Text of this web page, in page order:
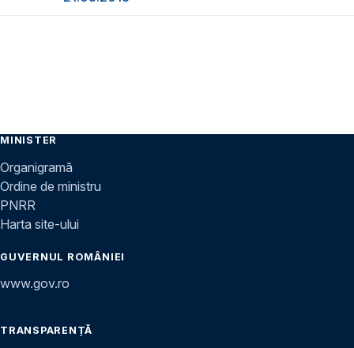
MINISTER
Organigramă
Ordine de ministru
PNRR
Harta site-ului
GUVERNUL ROMÂNIEI
www.gov.ro
TRANSPARENȚĂ